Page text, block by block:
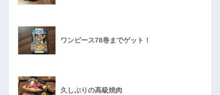
ワンピース78巻までゲット！
久しぶりの高級焼肉